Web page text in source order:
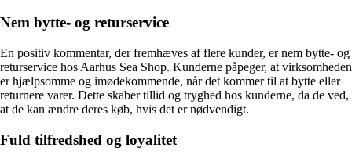
Nem bytte- og returservice
En positiv kommentar, der fremhæves af flere kunder, er nem bytte- og
returservice hos Aarhus Sea Shop. Kunderne påpeger, at virksomheden
er hjælpsomme og imødekommende, når det kommer til at bytte eller
returnere varer. Dette skaber tillid og tryghed hos kunderne, da de ved,
at de kan ændre deres køb, hvis det er nødvendigt.
Fuld tilfredshed og loyalitet